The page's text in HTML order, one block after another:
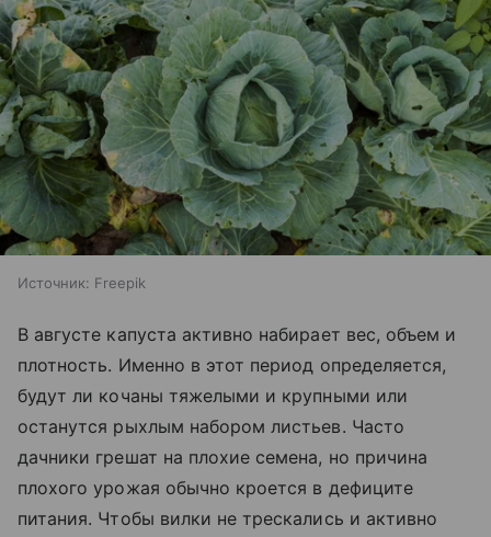
Источник: Freepik
В августе капуста активно набирает вес, объем и
плотность. Именно в этот период определяется,
будут ли кочаны тяжелыми и крупными или
останутся рыхлым набором листьев. Часто
дачники грешат на плохие семена, но причина
плохого урожая обычно кроется в дефиците
питания. Чтобы вилки не трескались и активно